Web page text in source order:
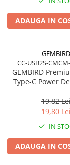
Imprimante
(LFP)
Plottere & Scannere
Scannere
Scannere
Caști &
Microfoane &
Display & signage
Ecrane Digital
Ecrane
Proiectoare
Proiectoare
Proiectoare
Memorii RAM
Memorii Laptop
Surse de
Surse de
Ventilatoare &
Ventilatoare &
Accesorii
Hub-uri USB
Genți & Rucsacuri
Rucsacuri &
Kit-uri Tastatura
Prize cu Protecție
USB & Card
Cititoare de
ADAUGA IN
GEMBIRD
CC-USB2S-
GEMBIRD
Type-C Power
black
19,82
19,80 Lei
IN
ADAUGA IN